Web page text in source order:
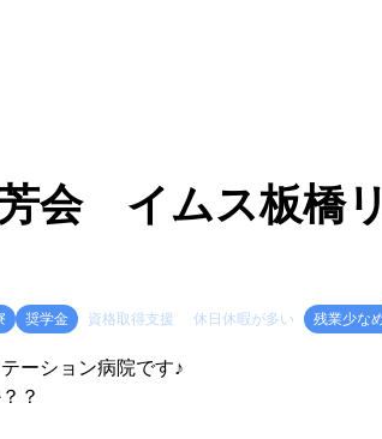
会 イムス板橋
奨学金 資格取得支援 休日休暇が多い 残業少な
ーション病院です♪
？